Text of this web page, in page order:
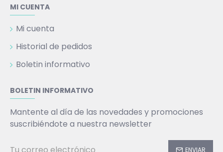
MI CUENTA
Mi cuenta
Historial de pedidos
Boletin informativo
BOLETIN INFORMATIVO
Mantente al día de las novedades y promociones
suscribiéndote a nuestra newsletter
ENVIAR